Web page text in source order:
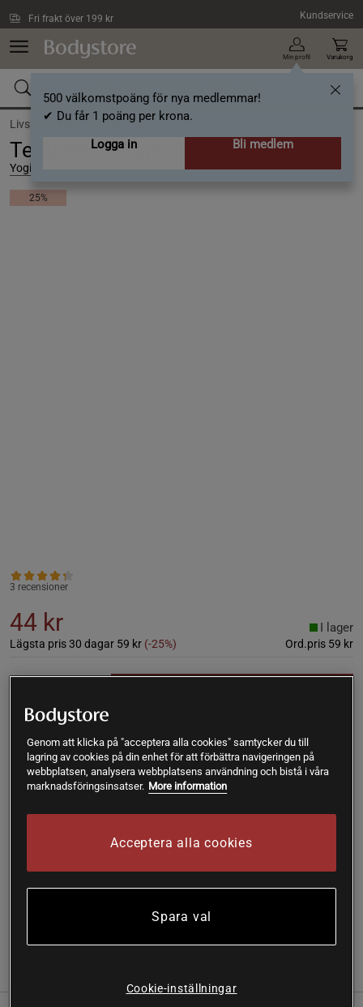
Fri frakt över 199 kr Kundservice
Min profil
500 välkomstpoäng för nya medlemmar!
✔ Du får 1 poäng per krona.
Logga in
Bli medlem
Varukorg
Livsmedel /Dryck /Te
Te Green Balance 17 tepåsar
Yogi
25%
3 recensioner
44 kr
Lägsta pris 30 dagar 59 kr (-25%) Ord.pris 59 kr
I lager
Fri frakt över 199 kr Fri retur 14 dagars ångerrätt
SKU #A4404| EAN4012824401914
Yogi Green Balance kombinerar den förtjusande doften och
kombucha. Att ta en kopp Green Balance är en utsökt metod
för att dagligen kunna njuta av den effektiva kombinationen
av kombuchakultur och grönt te.
Genom att klicka på "acceptera alla cookies" samtycker du till
lagring av cookies på din enhet för att förbättra navigeringen på
webbplatsen, analysera webbplatsens användning och bistå i våra
marknadsföringsinsatser. More information
Acceptera alla cookies
Spara val
Cookie-inställningar